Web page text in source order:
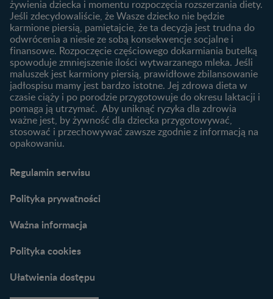
wybrać dla dziecka?
Jak rozszerzać dietę
niemowlaka?
Przydatne materiały dla
rodziców
Poradniki dla rodziców
Karty do zdjęć dla
Maluszka
Materiały do pobrania
Narzędzia dla rodziców
praktyczne wskazówki
żywienia dziecka i momentu rozpoczęcia rozszerzania diety.
Jeśli zdecydowaliście, że Wasze dziecko nie będzie
karmione piersią, pamiętajcie, że ta decyzja jest trudna do
odwrócenia a niesie ze sobą konsekwencje socjalne i
finansowe. Rozpoczęcie częściowego dokarmiania butelką
spowoduje zmniejszenie ilości wytwarzanego mleka. Jeśli
maluszek jest karmiony piersią, prawidłowe zbilansowanie
jadłospisu mamy jest bardzo istotne. Jej zdrowa dieta w
czasie ciąży i po porodzie przygotowuje do okresu laktacji i
pomaga ją utrzymać. Aby uniknąć ryzyka dla zdrowia
ważne jest, by żywność dla dziecka przygotowywać,
stosować i przechowywać zawsze zgodnie z informacją na
opakowaniu.
Regulamin serwisu
Polityka prywatności
Ważna informacja
Polityka cookies
Ułatwienia dostępu